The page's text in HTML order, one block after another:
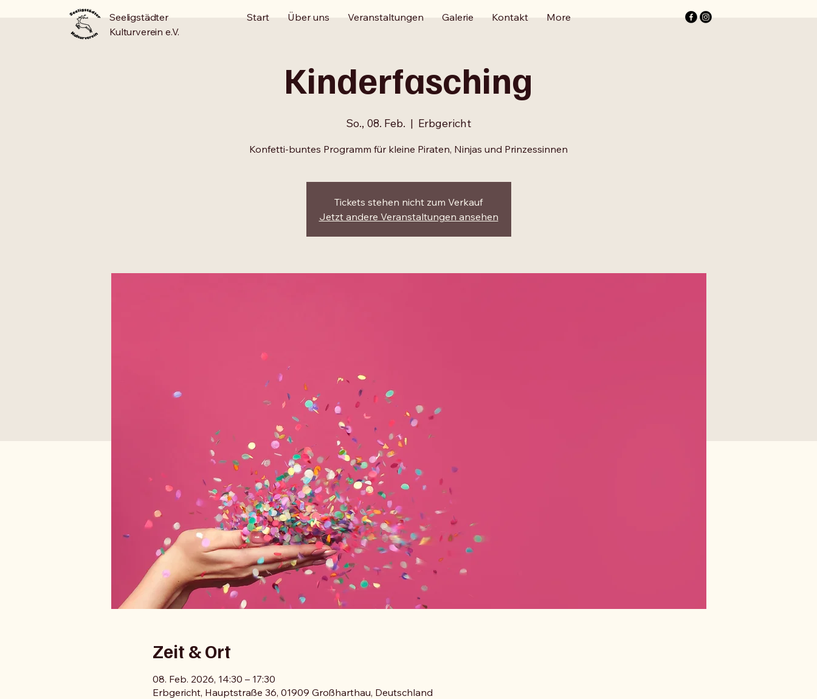
Seeligstädter
Kulturverein e.V.
Start Über uns Veranstaltungen Galerie Kontakt More
Kinderfasching
So., 08. Feb.
  |
Erbgericht
Konfetti-buntes Programm für kleine Piraten, Ninjas und Prinzessinnen
Tickets stehen nicht zum Verkauf
Jetzt andere Veranstaltungen ansehen
Zeit & Ort
08. Feb. 2026, 14:30 – 17:30
Erbgericht, Hauptstraße 36, 01909 Großharthau, Deutschland